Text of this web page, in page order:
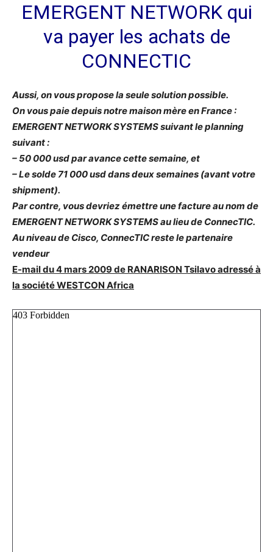
EMERGENT NETWORK qui
va payer les achats de
CONNECTIC
Aussi, on vous propose la seule solution possible.
On vous paie depuis notre maison mère en France :
EMERGENT NETWORK SYSTEMS suivant le planning
suivant :
– 50 000 usd par avance cette semaine, et
– Le solde 71 000 usd dans deux semaines (avant votre
shipment).
Par contre, vous devriez émettre une facture au nom de
EMERGENT NETWORK SYSTEMS au lieu de ConnecTIC.
Au niveau de Cisco, ConnecTIC reste le partenaire
vendeur
E-mail du 4 mars 2009 de RANARISON Tsilavo adressé à
la société WESTCON Africa